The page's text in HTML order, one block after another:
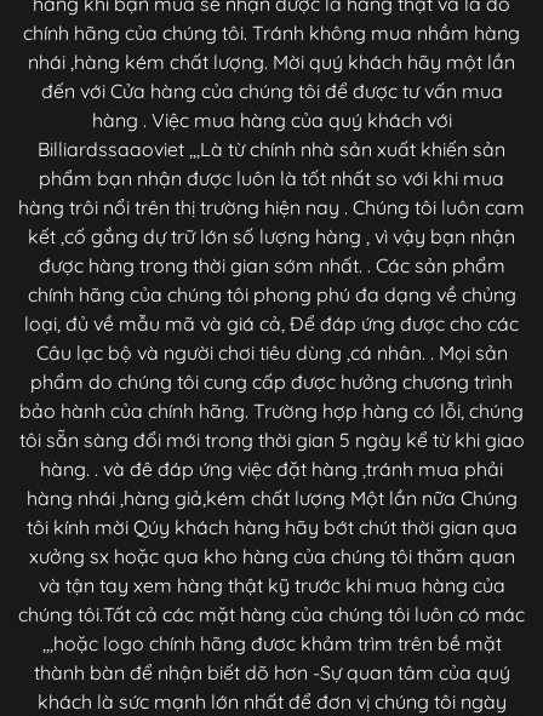
chính hãng của chúng tôi. Tránh không mua nhầm hàng
nhái ,hàng kém chất lượng. Mời quý khách hãy một lần
đến với Cửa hàng của chúng tôi để được tư vấn mua
hàng . Việc mua hàng của quý khách với
Billiardssaaoviet ,,,Là từ chính nhà sản xuất khiến sản
phẩm bạn nhận được luôn là tốt nhất so với khi mua
hàng trôi nổi trên thị trường hiện nay . Chúng tôi luôn cam
kết ,cố gắng dự trữ lớn số lượng hàng , vì vậy bạn nhận
được hàng trong thời gian sớm nhất. . Các sản phẩm
chính hãng của chúng tôi phong phú đa dạng về chủng
loại, đủ về mẫu mã và giá cả, Để đáp ứng được cho các
Câu lạc bộ và người chơi tiêu dùng ,cá nhân. . Mọi sản
phẩm do chúng tôi cung cấp được hưởng chương trình
bảo hành của chính hãng. Trường hợp hàng có lỗi, chúng
tôi sẵn sàng đổi mới trong thời gian 5 ngày kể từ khi giao
hàng. . và đê đáp ứng việc đặt hàng ,tránh mua phải
hàng nhái ,hàng giả,kém chất lượng Một lần nữa Chúng
tôi kính mời Qúy khách hàng hãy bớt chút thời gian qua
xưởng sx hoặc qua kho hàng của chúng tôi thăm quan
và tận tay xem hàng thật kỹ trước khi mua hàng của
chúng tôi.Tất cả các mặt hàng của chúng tôi luôn có mác
,,,hoặc logo chính hãng đươc khảm trìm trên bề mặt
thành bàn để nhận biết dõ hơn -Sự quan tâm của quý
khách là sức mạnh lớn nhất để đơn vị chúng tôi ngày